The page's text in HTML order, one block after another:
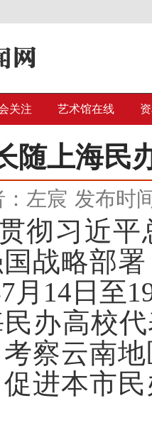
关注 艺术馆在线
随上海民
：左宸 发布时
彻习近
战略部
7月 14 日至
办高校
察云南
进本市